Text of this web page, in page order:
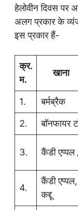
हेलोवीन दिवस
अलग प्रकार के
इस प्रकार हैं-
क्र.
म.
खाना
1. बर्मब्रैक
2.
बॉनफायर
3. कैंडी एप्पल
4.
कैंडी
कद्दू